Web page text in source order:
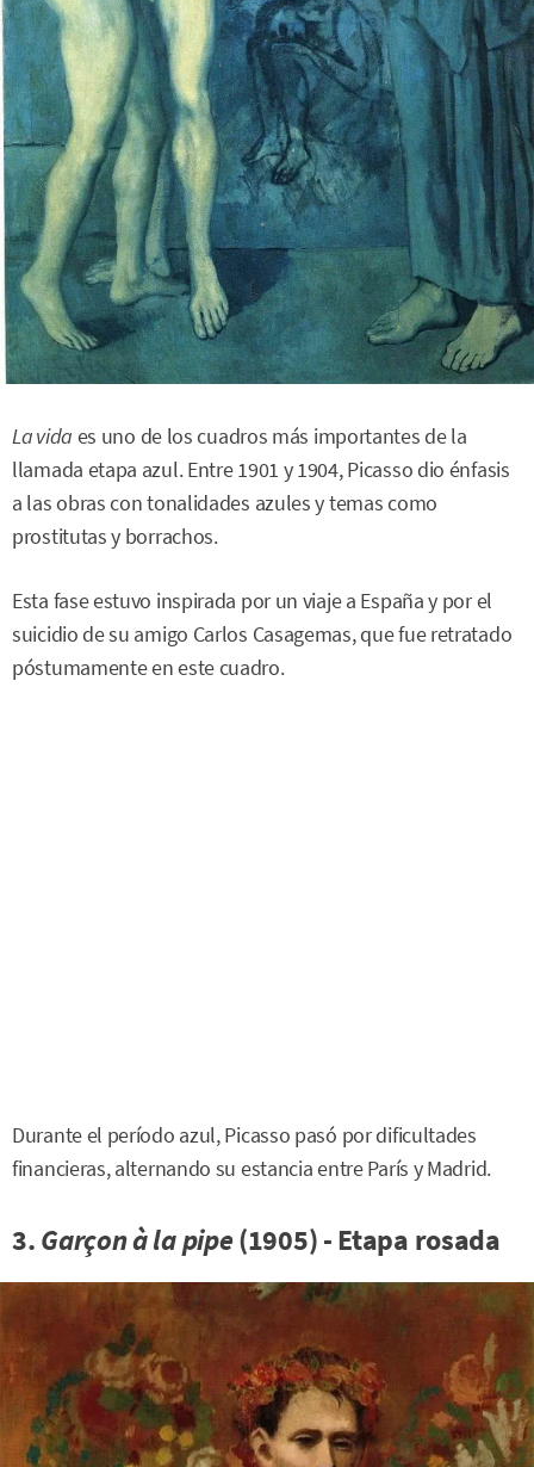
La vida es uno de los cuadros más importantes de la
llamada etapa azul. Entre 1901 y 1904, Picasso dio énfasis
a las obras con tonalidades azules y temas como
prostitutas y borrachos.
Esta fase estuvo inspirada por un viaje a España y por el
suicidio de su amigo Carlos Casagemas, que fue retratado
póstumamente en este cuadro.
Durante el período azul, Picasso pasó por dificultades
financieras, alternando su estancia entre París y Madrid.
3.Garçon à la pipe(1905) - Etapa rosada